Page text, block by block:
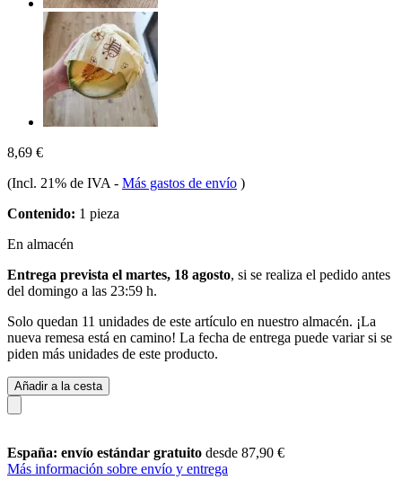
8,69 €
(Incl. 21% de IVA - Más gastos de envío )
Contenido: 1 pieza
En almacén
Entrega prevista el martes, 18 agosto, si se realiza el pedido antes
del domingo a las 23:59 h.
Solo quedan 11 unidades de este artículo en nuestro almacén. ¡La
nueva remesa está en camino! La fecha de entrega puede variar si se
piden más unidades de este producto.
Añadir a la cesta
España: envío estándar gratuito desde 87,90 €
Más información sobre envío y entrega